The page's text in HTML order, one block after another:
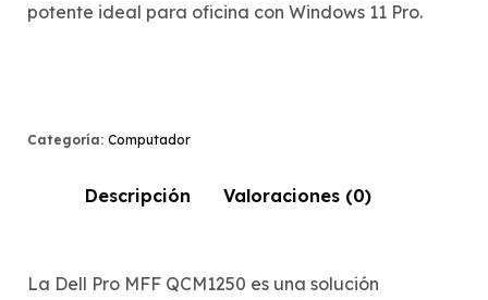
potente ideal para oficina con Windows 11 Pro.
Categoría: Computador
Descripción Valoraciones (0)
La Dell Pro MFF QCM1250 es una solución